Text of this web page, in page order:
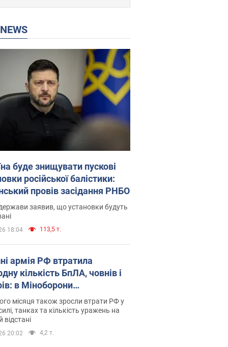
NEWS
буде знищувати пускові
російської балістики:
провів засідання РНБО
заявив, що установки будуть
18:04 113,5 т.
армія РФ втратила
кількість БпЛА, човнів і
в Міноборони
статистику
місяця також зросли втрати РФ у
танках та кількість уражень на
відстані
20:02 4,2 т.